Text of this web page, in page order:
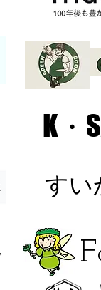
K・
すい